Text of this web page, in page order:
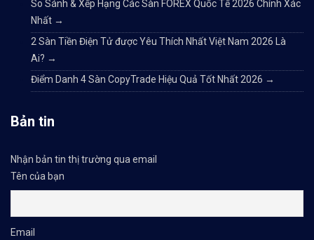
So Sánh & Xếp Hạng Các Sàn FOREX Quốc Tế 2026 Chính Xác
Nhất →
2 Sàn Tiền Điện Tử được Yêu Thích Nhất Việt Nam 2026 Là
Ai? →
Điểm Danh 4 Sàn CopyTrade Hiệu Quả Tốt Nhất 2026 →
Bản tin
Nhận bản tin thị trường qua email
Tên của bạn
Email